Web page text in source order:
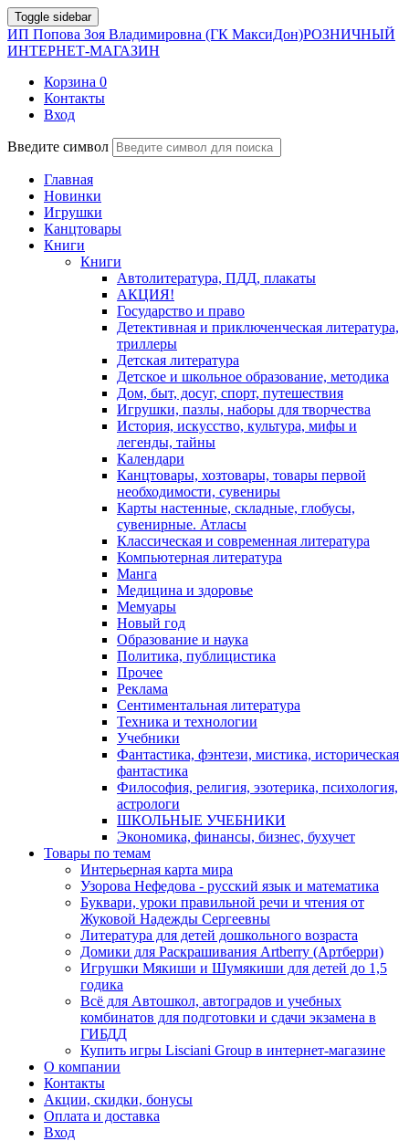
Toggle sidebar
ИП Попова Зоя Владимировна (ГК МаксиДон)РОЗНИЧНЫЙ
ИНТЕРНЕТ-МАГАЗИН
Корзина 0
Контакты
Вход
Введите символ
Главная
Новинки
Игрушки
Канцтовары
Книги
Книги
Автолитература, ПДД, плакаты
АКЦИЯ!
Государство и право
Детективная и приключенческая литература,
триллеры
Детская литература
Детское и школьное образование, методика
Дом, быт, досуг, спорт, путешествия
Игрушки, пазлы, наборы для творчества
История, искусство, культура, мифы и
легенды, тайны
Календари
Канцтовары, хозтовары, товары первой
необходимости, сувениры
Карты настенные, складные, глобусы,
сувенирные. Атласы
Классическая и современная литература
Компьютерная литература
Манга
Медицина и здоровье
Мемуары
Новый год
Образование и наука
Политика, публицистика
Прочее
Реклама
Сентиментальная литература
Техника и технологии
Учебники
Фантастика, фэнтези, мистика, историческая
фантастика
Философия, религия, эзотерика, психология,
астрологи
ШКОЛЬНЫЕ УЧЕБНИКИ
Экономика, финансы, бизнес, бухучет
Товары по темам
Интерьерная карта мира
Узорова Нефедова - русский язык и математика
Буквари, уроки правильной речи и чтения от
Жуковой Надежды Сергеевны
Литература для детей дошкольного возраста
Домики для Раскрашивания Artberry (Артберри)
Игрушки Мякиши и Шумякиши для детей до 1,5
годика
Всё для Автошкол, автоградов и учебных
комбинатов для подготовки и сдачи экзамена в
ГИБДД
Купить игры Lisciani Group в интернет-магазине
О компании
Контакты
Акции, скидки, бонусы
Оплата и доставка
Вход